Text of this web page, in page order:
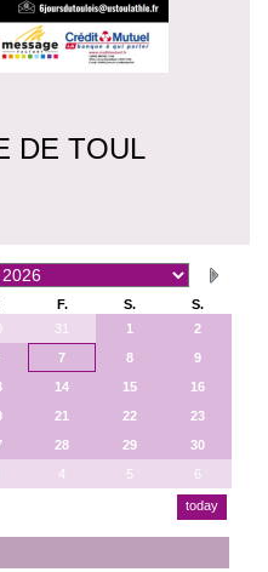
DE TOUL
F. S.
S.
31 1
2
7 8
9
14 15
16
21 22
23
28 29
30
4 5 6
today